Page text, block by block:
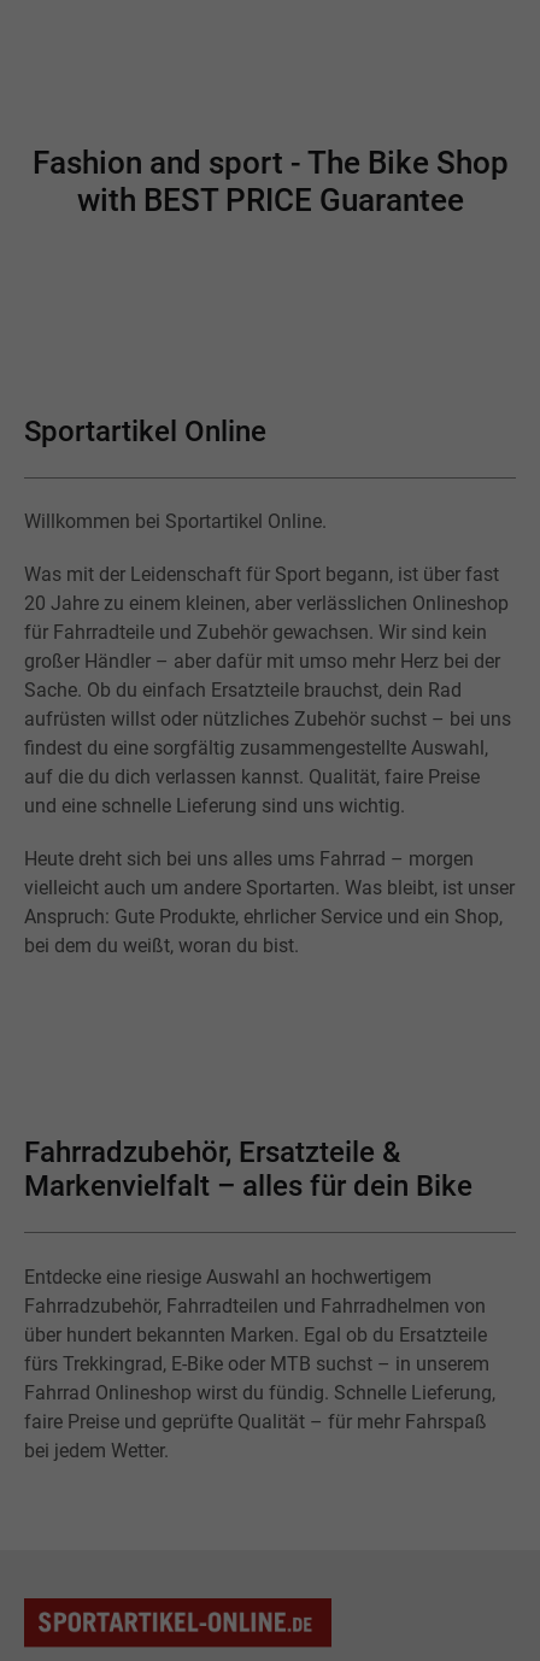
Fashion and sport - The Bike Shop
with BEST PRICE Guarantee
Sportartikel Online
Willkommen bei Sportartikel Online.
Was mit der Leidenschaft für Sport begann, ist über fast
20 Jahre zu einem kleinen, aber verlässlichen Onlineshop
für Fahrradteile und Zubehör gewachsen. Wir sind kein
großer Händler – aber dafür mit umso mehr Herz bei der
Sache. Ob du einfach Ersatzteile brauchst, dein Rad
aufrüsten willst oder nützliches Zubehör suchst – bei uns
findest du eine sorgfältig zusammengestellte Auswahl,
auf die du dich verlassen kannst. Qualität, faire Preise
und eine schnelle Lieferung sind uns wichtig.
Heute dreht sich bei uns alles ums Fahrrad – morgen
vielleicht auch um andere Sportarten. Was bleibt, ist unser
Anspruch: Gute Produkte, ehrlicher Service und ein Shop,
bei dem du weißt, woran du bist.
Fahrradzubehör, Ersatzteile &
Markenvielfalt – alles für dein Bike
Entdecke eine riesige Auswahl an hochwertigem
Fahrradzubehör, Fahrradteilen und Fahrradhelmen von
über hundert bekannten Marken. Egal ob du Ersatzteile
fürs Trekkingrad, E-Bike oder MTB suchst – in unserem
Fahrrad Onlineshop wirst du fündig. Schnelle Lieferung,
faire Preise und geprüfte Qualität – für mehr Fahrspaß
bei jedem Wetter.